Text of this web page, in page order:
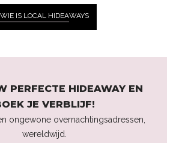
WIE IS LOCAL HIDEAWAYS
PERFECTE HIDEAWAY EN
JE VERBLIJF!
ongewone overnachtingsadressen,
wereldwijd.